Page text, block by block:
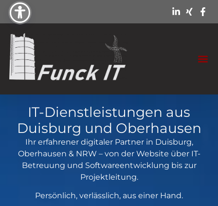
IT-Dienstleistungen aus
Duisburg und Oberhausen
Ihr erfahrener digitaler Partner in Duisburg,
Oberhausen & NRW – von der Website über IT-
Betreuung und Softwareentwicklung bis zur
Projektleitung.
Persönlich, verlässlich, aus einer Hand.